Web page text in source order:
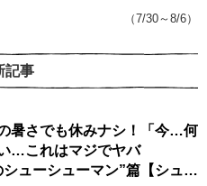
（7/30～8/6）
記事
暑さでも休みナシ！「今…何
…これはマジでヤバ
ューシューマン”篇【シュー